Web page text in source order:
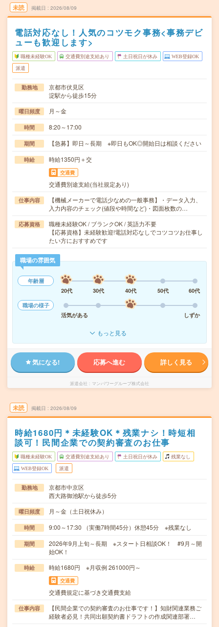
未読 掲載日 2026/08/09
電話対応なし！人気のコツモク事務<事務デビ
ューも歓迎します>
職種未経験OK 交通費別途支給あり 土日祝日が休み WEB登録OK
派遣
勤務地
京都市伏見区
淀駅から徒歩15分
曜日頻度 月～金
時間 8:20～17:00
期間 【急募】即日～長期 ※即日もOK◎開始日は相談ください
時給 時給1350円＋交
交通費
交通費別途支給(当社規定あり)
仕事内容
【機械メーカーで電話少なめの一般事務】・データ入力、
入力内容のチェック(値段や時間など)・図面枚数の…
応募資格
職種未経験OK / ブランクOK / 英語力不要
【応募資格】未経験歓迎!電話対応なしでコツコツお仕事し
たい方におすすめです
職場の雰囲気
年齢層
20代
30代 40代 50代
60代
職場の様子
活気がある
しずか
もっと見る
気になる! 応募へ進む 詳しく見る
派遣会社 マンパワーグループ株式会社
未読 掲載日 2026/08/09
時給1680円＊未経験OK＊残業ナシ！時短相
談可！民間企業での契約審査のお仕事
職種未経験OK 交通費別途支給あり 土日祝日が休み 残業なし
WEB登録OK 派遣
勤務地
京都市中京区
西大路御池駅から徒歩5分
曜日頻度 月～金（土日祝休み）
時間 9:00～17:30 （実働7時間45分）休憩45分 ※残業なし
期間
2026年9月上旬～長期 ※スタート日相談OK！ #9月～開
始OK！
時給 時給1680円 ※月収例 261000円～
交通費
交通費規定に基づき交通費支給
仕事内容
【民間企業での契約審査のお仕事です！】知財関連業務ご
経験者必見！共同出願契約書ドラフトの作成関連部署…